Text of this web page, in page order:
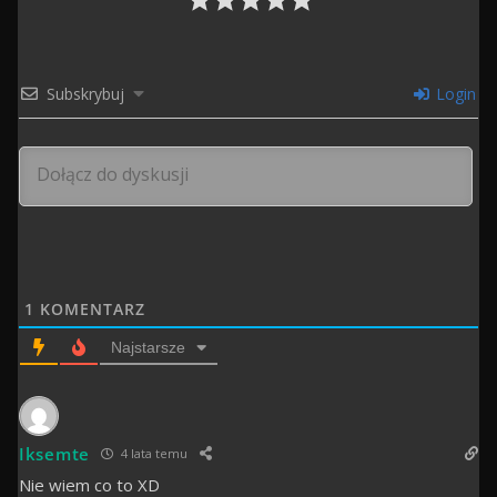
Subskrybuj Login
1 KOMENTARZ
Najstarsze
Iksemte 4 lata temu
Nie wiem co to XD